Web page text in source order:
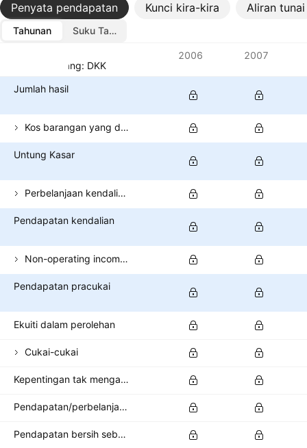
Penyata pendapatan Kunci kira-kira Aliran tunai
Tahunan
Suku Tahunan
Mata wang: DKK
2006 2007
Jumlah hasil
Kos barangan yang dijual
Untung Kasar
Perbelanjaan kendalian (tidak termasuk COGS)
Pendapatan kendalian
Non-operating income (total)
Pendapatan pracukai
Ekuiti dalam perolehan
Cukai-cukai
Kepentingan tak mengawal/minoriti
Pendapatan/perbelanjaan lain selepas cukai
Pendapatan bersih sebelum kendalian dihentikan